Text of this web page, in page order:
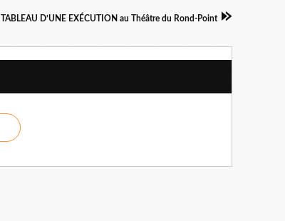
TABLEAU D’UNE EXÉCUTION au Théâtre du Rond-Point